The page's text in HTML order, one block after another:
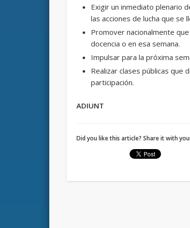
Exigir un inmediato plenario
las acciones de lucha que se
Promover nacionalmente
docencia o en esa semana.
Impulsar para la próxima
Realizar clases públicas que
participación.
ADIUNT
Did you like this article? Share it with